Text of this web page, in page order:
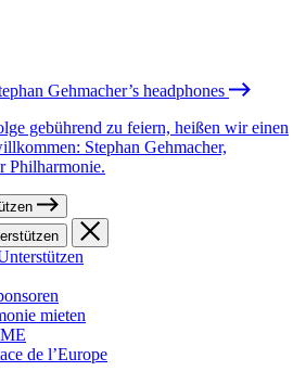
Gehmacher’s headphones
gebührend zu feiern, heißen wir einen
Stephan Gehmacher,
Philharmonie.
mieten
de l’Europe